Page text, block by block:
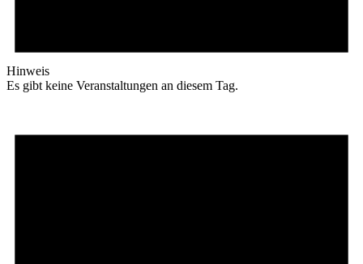
Hinweis
Es gibt keine Veranstaltungen an diesem Tag.